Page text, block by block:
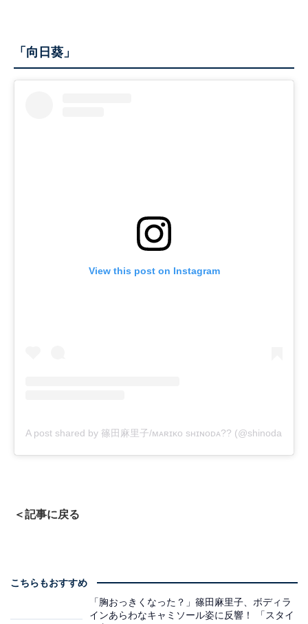
「向日葵」
View this post on Instagram
A post shared by 篠田麻里子/ᴍᴀʀɪᴋᴏ sʜɪɴᴏᴅᴀ??
＜記事に戻る
こちらもおすすめ
「胸おっきくなった？」篠田麻里子、ボディラ
インあらわなキャミソール姿に反響！ 「スタイ